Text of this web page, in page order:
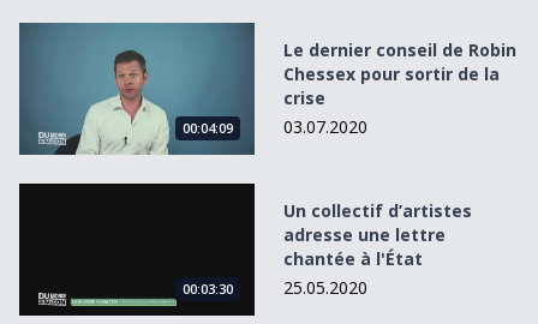
00:04:09
Le dernier conseil de Robin
Chessex pour sortir de la
crise
03.07.2020
00:03:30
Un collectif d’artistes
adresse une lettre
chantée à l'État
25.05.2020